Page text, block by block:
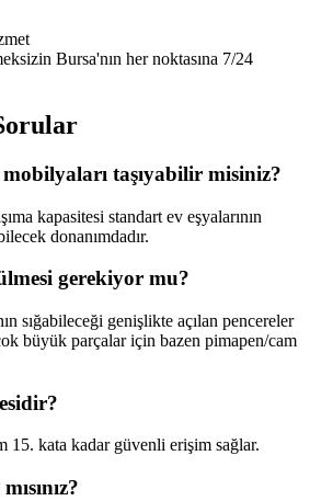
Bursa'nın her noktasına 7/24
taşıyabilir misiniz?
kapasitesi standart ev eşyalarının
donanımdadır.
gerekiyor mu?
sığabileceği genişlikte açılan pencereler
büyük parçalar için bazen pimapen/cam
15. kata kadar güvenli erişim sağlar.